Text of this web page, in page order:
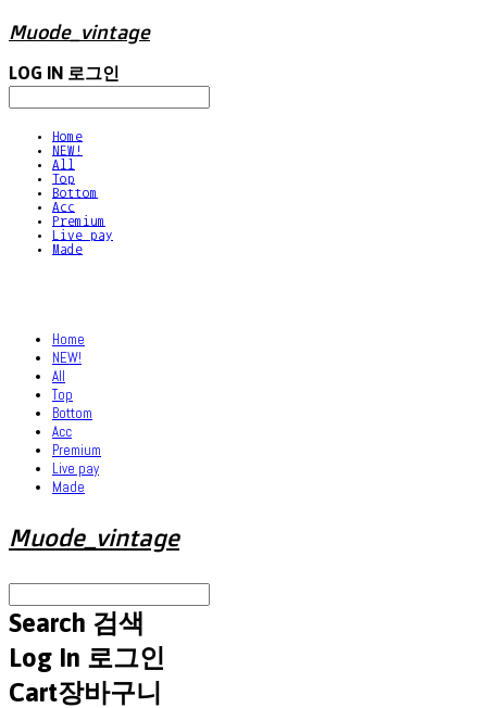
Muode_vintage
LOG IN 로그인
Home
NEW!
All
Top
Bottom
Acc
Premium
Live pay
Made
Home
NEW!
All
Top
Bottom
Acc
Premium
Live pay
Made
Muode_vintage
Search 검색
Log In 로그인
Cart장바구니